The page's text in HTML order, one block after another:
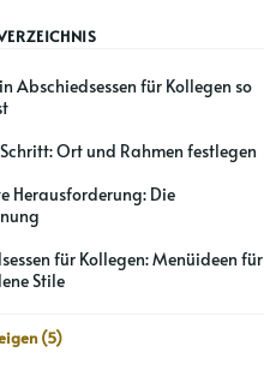
Abschiedsessen für Kollegen so
Ort und Rahmen festlegen
Herausforderung: Die
für Kollegen: Menüideen für
Stile
(5)